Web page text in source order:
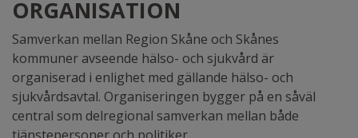
ORGANISATION
Samverkan mellan Region Skåne och Skånes
kommuner avseende hälso- och sjukvård är
organiserad i enlighet med gällande hälso- och
sjukvårdsavtal. Organiseringen bygger på en såväl
central som delregional samverkan mellan både
tjänstepersoner och politiker.